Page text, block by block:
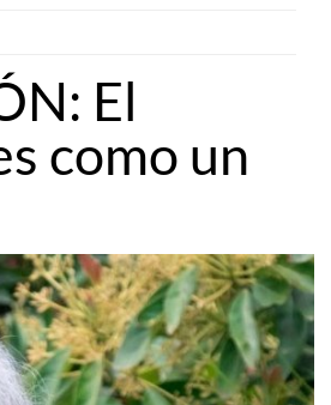
El
como un